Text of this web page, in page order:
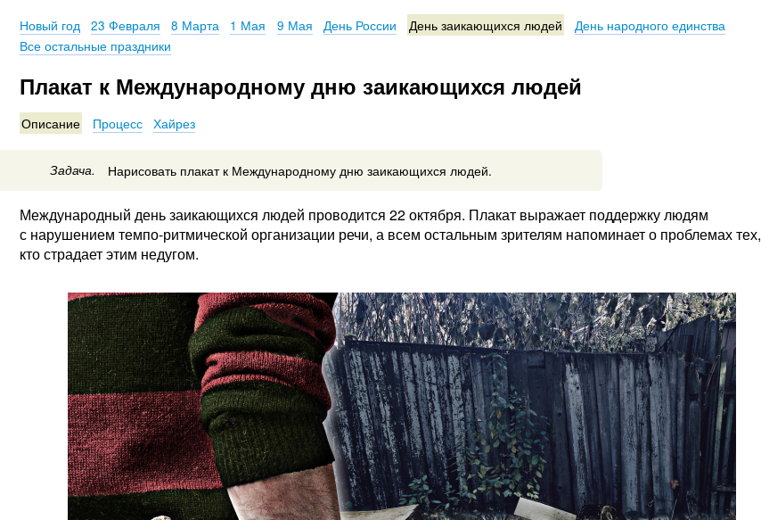
Новый год 23 Февраля 8 Марта 1 Мая 9 Мая День России День заикающихся людей
День народного единства
Все остальные праздники
Плакат к Международному дню заикающихся людей
Описание Процесс Хайрез
Задача. Нарисовать плакат к Международному дню заикающихся людей.
Международный день заикающихся людей проводится 22 октября. Плакат выражает поддержку людям
с нарушением темпо-ритмической организации речи, а всем остальным зрителям напоминает о проблемах тех,
кто страдает этим недугом.